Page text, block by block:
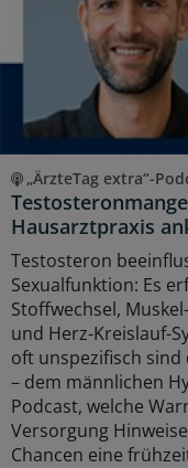
„ÄrzteTag extra“-
Hausarztpraxis
Testosteron
Sexualfunktion: Es
Stoffwechsel,
und Herz-Kreislauf-
oft unspezifisch sind
– dem männlichen
Podcast, welche
Versorgung
Chancen eine